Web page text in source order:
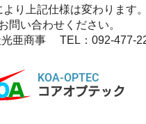
り上記仕様は変わります。
問い合わせください。
光亜商事 TEL ： 092-477-
KOA-OPTEC
コアオプテック